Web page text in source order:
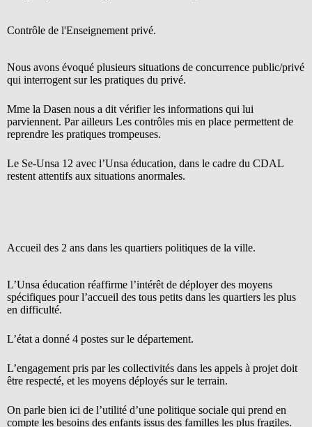
Contrôle de l'Enseignement privé.
Nous avons évoqué plusieurs situations de concurrence public/privé
qui interrogent sur les pratiques du privé.
Mme la Dasen nous a dit vérifier les informations qui lui
parviennent. Par ailleurs Les contrôles mis en place permettent de
reprendre les pratiques trompeuses.
Le Se-Unsa 12 avec l’Unsa éducation, dans le cadre du CDAL
restent attentifs aux situations anormales.
Accueil des 2 ans dans les quartiers politiques de la ville.
L’Unsa éducation réaffirme l’intérêt de déployer des moyens
spécifiques pour l’accueil des tous petits dans les quartiers les plus
en difficulté.
L’état a donné 4 postes sur le département.
L’engagement pris par les collectivités dans les appels à projet doit
être respecté, et les moyens déployés sur le terrain.
On parle bien ici de l’utilité d’une politique sociale qui prend en
compte les besoins des enfants issus des familles les plus fragiles.